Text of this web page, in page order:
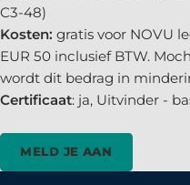
C3-48)
Kosten: gratis voor NOVU
EUR 50 inclusief BTW.
wordt dit bedrag in
Certificaat: ja, Uitvinder -
MELD JE AAN